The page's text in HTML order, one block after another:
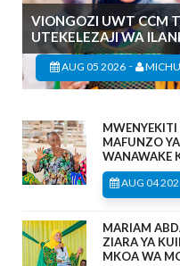
VIONGOZI UWT CCM
UTEKELEZAJI WA
AUG 05 2026 -
MAFUNZO
WANAWAKE
AUG 04
MARIAM
ZIARA YA
MKOA WA